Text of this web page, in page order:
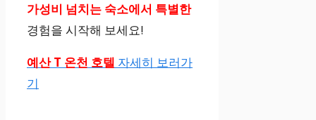
가성비 넘치는 숙소에서 특별한
경험을 시작해 보세요!
예산 T 온천 호텔 자세히 보러가
기